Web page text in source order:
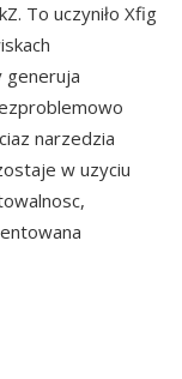
To uczyniło Xfig
generuja
narzedzia
w uzyciu